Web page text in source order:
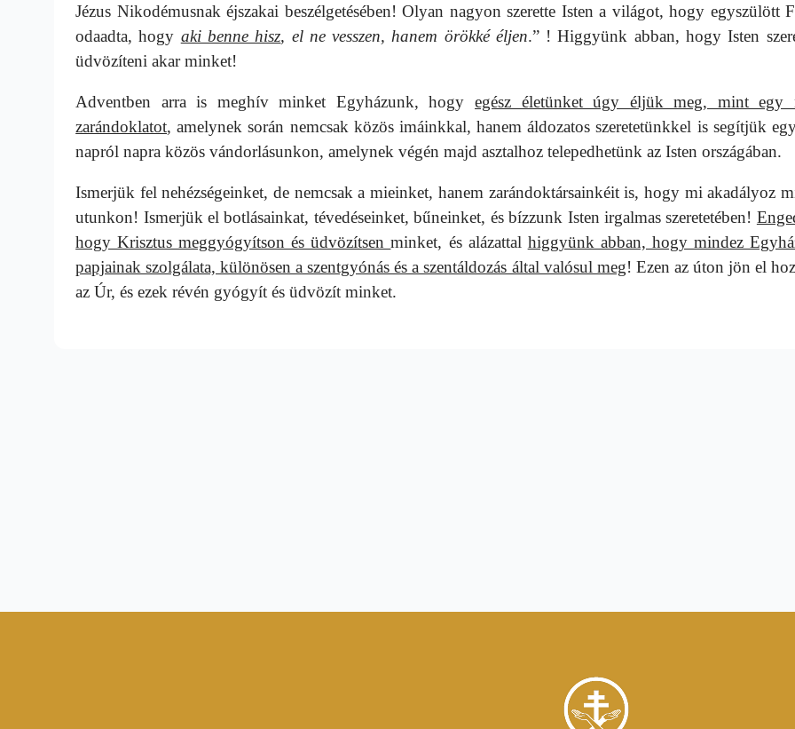
Jézus Nikodémusnak éjszakai beszélgetésében! Olyan nagyon szerette Isten a világot, hogy egyszülött
odaadta, hogy aki benne hisz, el ne vesszen, hanem örökké éljen.” ! Higgyünk abban, hogy Isten
üdvözíteni akar minket!
Adventben arra is meghív minket Egyházunk, hogy egész életünket úgy éljük meg, mint egy
zarándoklatot, amelynek során nemcsak közös imáinkkal, hanem áldozatos szeretetünkkel is segítjük
napról napra közös vándorlásunkon, amelynek végén majd asztalhoz telepedhetünk az Isten országában.
Ismerjük fel nehézségeinket, de nemcsak a mieinket, hanem zarándoktársainkéit is, hogy mi akadályoz
utunkon! Ismerjük el botlásainkat, tévedéseinket, bűneinket, és bízzunk Isten irgalmas szeretetében!
hogy Krisztus meggyógyítson és üdvözítsenminket, és alázattal higgyünk abban, hogy mindez
papjainak szolgálata, különösen a szentgyónás és a szentáldozás által valósul meg! Ezen az úton jön el
az Úr, és ezek révén gyógyít és üdvözít minket.